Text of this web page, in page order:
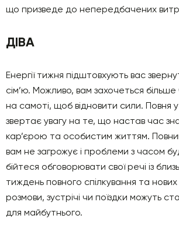
що призведе до непередбачених
ДІВА
Енергії тижня підштовхують вас
сім’ю. Можливо, вам захочеться
на самоті, щоб відновити сили. Повня у
звертає увагу на те, що настав час
кар’єрою та особистим життям.
вам не загрожує і проблеми з часом
бійтеся обговорювати свої речі із
тиждень повного спілкування та нових
розмови, зустрічі чи поїздки можуть
для майбутнього.